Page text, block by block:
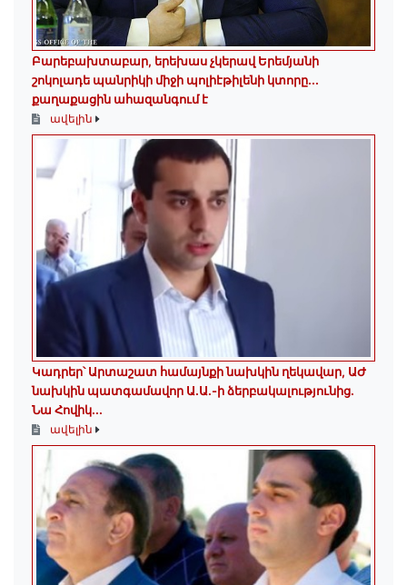
Բարեբախտաբար, երեխաս չկերավ Երեմյանի
շոկոլադե պանրիկի միջի պոլիէթիլենի կտորը․․․
քաղաքացին ահազանգում է
ավելին
Կադրեր՝ Արտաշատ համայնքի նախկին ղեկավար, ԱԺ
նախկին պատգամավոր Ա.Ա.-ի ձերբակալությունից.
Նա Հովիկ...
ավելին